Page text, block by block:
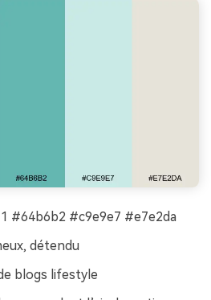
#64b6b2 #c9e9e7 #e7e2da
détendu
blogs lifestyle